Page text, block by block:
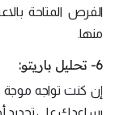
الفرص المتاحة
منها.
6- تحليل باريتو:
إن كنت تواجه موجة
يساعدك على تحديد